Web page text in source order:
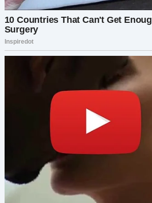
Гриша взял меня за руку.
— Если вы не можете
уходите. Но я своего решения не
На мгновение повисла тишина.
металась взглядом между нами,
тонкую линию. Потом резко
Отец Григория немного
последовал за ней. Дверь
оставив за собой зловещую
Я выдохнула дрожащим голосом:
— Ну… вот и всё.